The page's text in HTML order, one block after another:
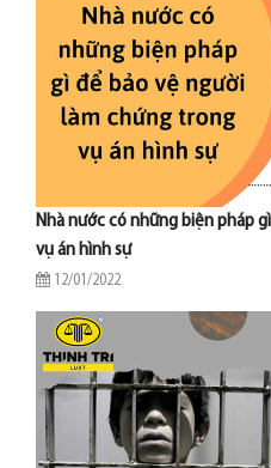
Nhà nước có những biện pháp
vụ án hình sự
12/01/2022